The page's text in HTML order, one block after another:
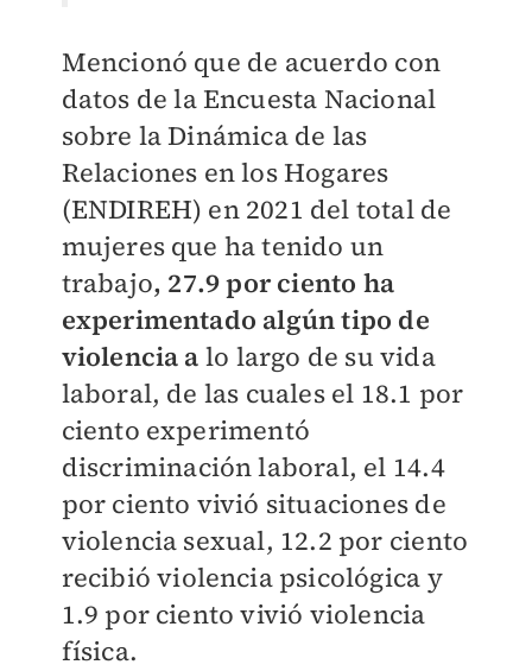
Mencionó que de acuerdo con
datos de la Encuesta Nacional
sobre la Dinámica de las
Relaciones en los Hogares
(ENDIREH) en 2021 del total de
mujeres que ha tenido un
trabajo, 27.9 por ciento ha
experimentado algún tipo de
violencia a lo largo de su vida
laboral, de las cuales el 18.1 por
ciento experimentó
discriminación laboral, el 14.4
por ciento vivió situaciones de
violencia sexual, 12.2 por ciento
recibió violencia psicológica y
1.9 por ciento vivió violencia
física.